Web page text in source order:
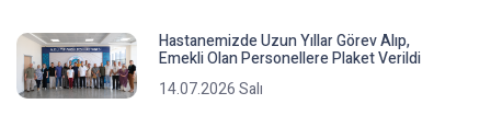
Hastanemizde Uzun Yıllar Görev Alıp,
Emekli Olan Personellere Plaket Verildi
14.07.2026 Salı